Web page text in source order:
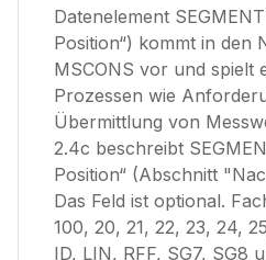
Datenelement
Position“) kommt in den
MSCONS vor und spielt
Prozessen wie
Übermittlung von
2.4c beschreibt
Position“ (Abschnitt
Das Feld ist optional.
100, 20, 21, 22, 23, 24,
ID, LIN, RFF, SG7, SG8